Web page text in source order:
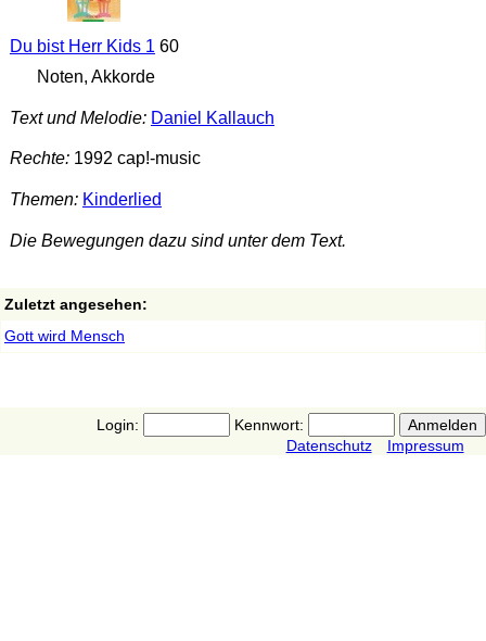
Du bist Herr Kids 1 60
Noten, Akkorde
Text und Melodie: Daniel Kallauch
Rechte:1992 cap!-music
Themen: Kinderlied
Die Bewegungen dazu sind unter dem Text.
Zuletzt angesehen:
Gott wird Mensch
Login:
Kennwort:
Datenschutz
Impressum